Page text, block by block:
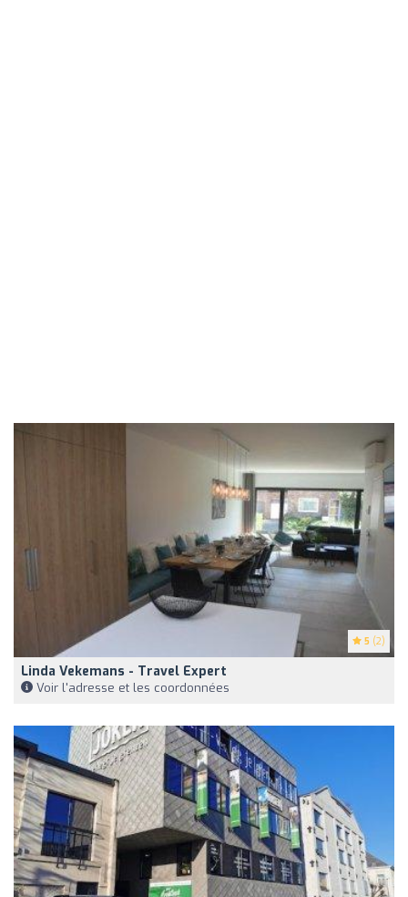
5 (2)
Linda Vekemans - Travel Expert
Voir l'adresse et les coordonnées